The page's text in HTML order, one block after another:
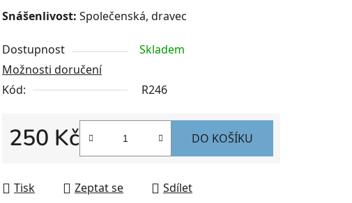
Snášenlivost: Společenská, dravec
Dostupnost
Skladem
Možnosti doručení
Kód:
R246
250 Kč DO KOŠÍKU
Tisk Zeptat se Sdílet